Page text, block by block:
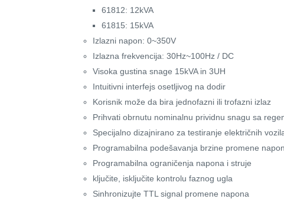
61812: 12kVA
61815: 15kVA
Izlazni napon: 0~350V
Izlazna frekvencija: 30Hz~100Hz / DC
Visoka gustina snage 15kVA in 3UH
Intuitivni interfejs osetljivog na dodir
Korisnik može da bira jednofazni ili trofazni izlaz
Prihvati obrnutu nominalnu prividnu snagu sa
Specijalno dizajnirano za testiranje električnih
Programabilna podešavanja brzine promene
Programabilna ograničenja napona i struje
ključite, isključite kontrolu faznog ugla
Sinhronizujte TTL signal promene napona